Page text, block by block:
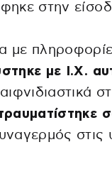
στην
με
με Ι.Χ.
στις